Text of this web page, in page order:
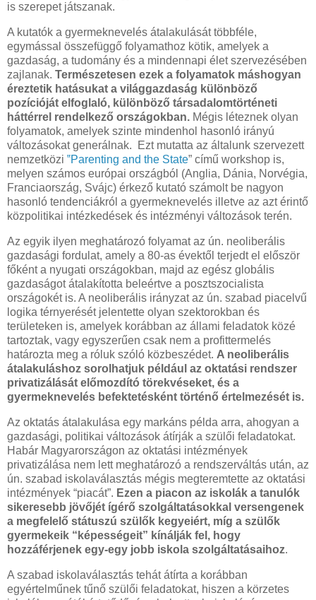
is szerepet játszanak.
A kutatók a gyermeknevelés átalakulását többféle,
egymással összefüggő folyamathoz kötik, amelyek a
gazdaság, a tudomány és a mindennapi élet szervezésében
zajlanak. Természetesen ezek a folyamatok máshogyan
éreztetik hatásukat a világgazdaság különböző
pozícióját elfoglaló, különböző társadalomtörténeti
háttérrel rendelkező országokban. Mégis léteznek olyan
folyamatok, amelyek szinte mindenhol hasonló irányú
változásokat generálnak. Ezt mutatta az általunk szervezett
nemzetközi ‟Parenting and the State” című workshop is,
melyen számos európai országból (Anglia, Dánia, Norvégia,
Franciaország, Svájc) érkező kutató számolt be nagyon
hasonló tendenciákról a gyermeknevelés illetve az azt érintő
közpolitikai intézkedések és intézményi változások terén.
Az egyik ilyen meghatározó folyamat az ún. neoliberális
gazdasági fordulat, amely a 80-as évektől terjedt el először
főként a nyugati országokban, majd az egész globális
gazdaságot átalakította beleértve a posztszocialista
országokét is. A neoliberális irányzat az ún. szabad piacelvű
logika térnyerését jelentette olyan szektorokban és
területeken is, amelyek korábban az állami feladatok közé
tartoztak, vagy egyszerűen csak nem a profittermelés
határozta meg a róluk szóló közbeszédet. A neoliberális
átalakuláshoz sorolhatjuk például az oktatási rendszer
privatizálását előmozdító törekvéseket, és a
gyermeknevelés befektetésként történő értelmezését is.
Az oktatás átalakulása egy markáns példa arra, ahogyan a
gazdasági, politikai változások átírják a szülői feladatokat.
Habár Magyarországon az oktatási intézmények
privatizálása nem lett meghatározó a rendszerváltás után, az
ún. szabad iskolaválasztás mégis megteremtette az oktatási
intézmények “piacát”. Ezen a piacon az iskolák a tanulók
sikeresebb jövőjét ígérő szolgáltatásokkal versengenek
a megfelelő státuszú szülők kegyeiért, míg a szülők
gyermekeik “képességeit” kínálják fel, hogy
hozzáférjenek egy-egy jobb iskola szolgáltatásaihoz.
A szabad iskolaválasztás tehát átírta a korábban
egyértelműnek tűnő szülői feladatokat, hiszen a körzetes